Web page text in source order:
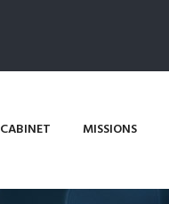
CABINET MISSIONS